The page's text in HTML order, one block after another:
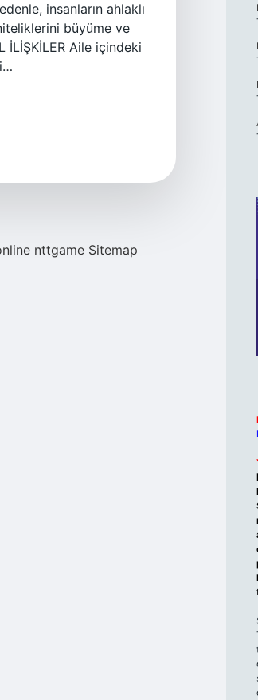
insanların ahlaklı
büyüme ve
Aile içindeki
nttgame Sitemap